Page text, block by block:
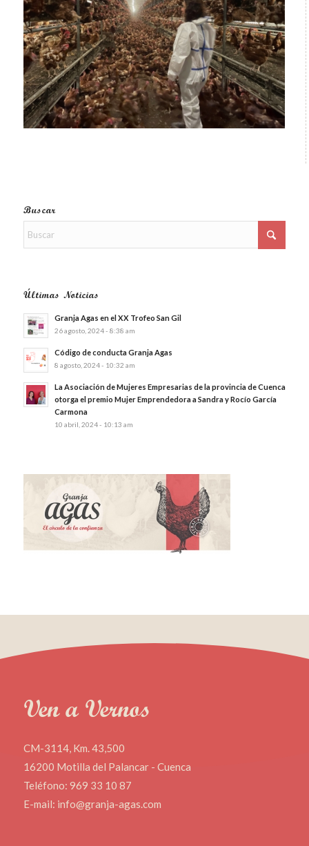
Buscar
Últimas Noticias
Granja Agas en el XX Trofeo San Gil
26 agosto, 2024 - 8:38 am
Código de conducta Granja Agas
8 agosto, 2024 - 10:32 am
La Asociación de Mujeres Empresarias de la provincia de Cuenca
otorga el premio Mujer Emprendedora a Sandra y Rocío García
Carmona
10 abril, 2024 - 10:13 am
Ven a Vernos
CM-3114, Km. 43,500
16200 Motilla del Palancar - Cuenca
Teléfono: 969 33 10 87
E-mail: info@granja-agas.com